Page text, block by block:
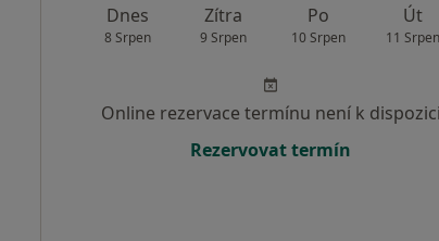
Dnes
8 Srpen
Zítra
9 Srpen
Po
10 Srpen
Út
11 Srpen
Online rezervace termínu není k dispozici
Rezervovat termín